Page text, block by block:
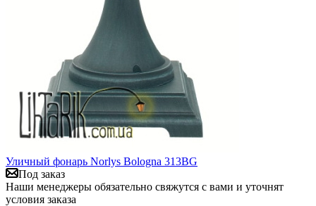
Уличный фонарь Norlys Bologna 313BG
Под заказ
Наши менеджеры обязательно свяжутся с вами и уточнят
условия заказа